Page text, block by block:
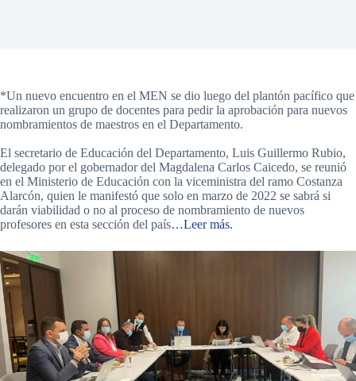
*Un nuevo encuentro en el MEN se dio luego del plantón pacífico que
realizaron un grupo de docentes para pedir la aprobación para nuevos
nombramientos de maestros en el Departamento.
El secretario de Educación del Departamento, Luis Guillermo Rubio,
delegado por el gobernador del Magdalena Carlos Caicedo, se reunió
en el Ministerio de Educación con la viceministra del ramo Costanza
Alarcón, quien le manifestó que solo en marzo de 2022 se sabrá si
darán viabilidad o no al proceso de nombramiento de nuevos
profesores en esta sección del país…Leer más.